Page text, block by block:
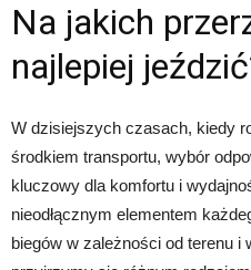
Na jakich
najlepiej
W dzisiejszych czasach, kiedy
środkiem transportu, wybór
kluczowy dla komfortu i
nieodłącznym elementem
biegów w zależności od terenu i